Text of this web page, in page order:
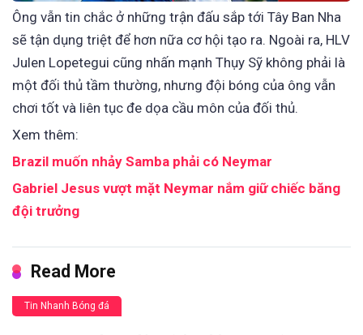
Ông vẫn tin chắc ở những trận đấu sắp tới Tây Ban Nha
sẽ tận dụng triệt để hơn nữa cơ hội tạo ra. Ngoài ra, HLV
Julen Lopetegui cũng nhấn mạnh Thụy Sỹ không phải là
một đối thủ tầm thường, nhưng đội bóng của ông vẫn
chơi tốt và liên tục đe dọa cầu môn của đối thủ.
Xem thêm:
Brazil muốn nhảy Samba phải có Neymar
Gabriel Jesus vượt mặt Neymar nắm giữ chiếc băng
đội trưởng
Read More
Tin Nhanh Bóng đá